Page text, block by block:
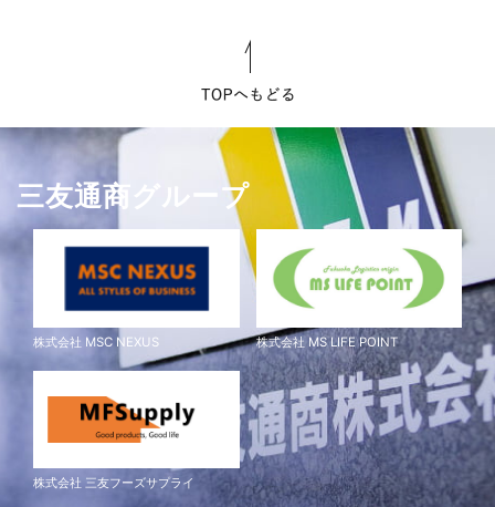
三友通商グループ
株式会社 MSC NEXUS 株式会社 MS LIFE POINT
株式会社 三友フーズサプライ